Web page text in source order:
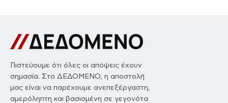
Πιστεύουμε ότι όλες οι απόψεις έχουν
σημασία. Στο ΔΕΔΟΜΕΝΟ, η αποστολή
μας είναι να παρέχουμε ανεπεξέργαστη,
αμερόληπτη και βασισμένη σε γεγονότα